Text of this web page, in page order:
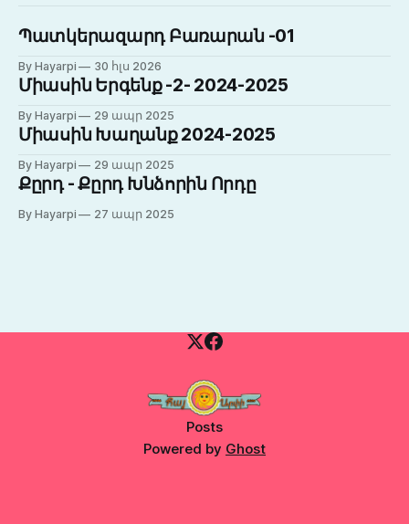
Պատկերազարդ Բառարան -01
By Hayarpi 30 հլս 2026
Միասին Երգենք -2- 2024-2025
By Hayarpi 29 ապր 2025
Միասին Խաղանք 2024-2025
By Hayarpi 29 ապր 2025
Քըրդ - Քըրդ Խնձորին Որդը
By Hayarpi 27 ապր 2025
Posts
Powered by Ghost